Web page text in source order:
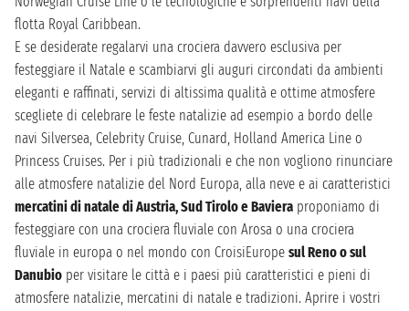
flotta Royal Caribbean.
E se desiderate regalarvi una crociera davvero esclusiva per
festeggiare il Natale e scambiarvi gli auguri circondati da ambienti
eleganti e raffinati, servizi di altissima qualità e ottime atmosfere
scegliete di celebrare le feste natalizie ad esempio a bordo delle
navi Silversea, Celebrity Cruise, Cunard, Holland America Line o
Princess Cruises. Per i più tradizionali e che non vogliono rinunciare
alle atmosfere natalizie del Nord Europa, alla neve e ai caratteristici
mercatini di natale di Austria, Sud Tirolo e Baviera proponiamo di
festeggiare con una crociera fluviale con Arosa o una crociera
fluviale in europa o nel mondo con CroisiEurope sul Reno o sul
Danubio per visitare le città e i paesi più caratteristici e pieni di
atmosfere natalizie, mercatini di natale e tradizioni. Aprire i vostri